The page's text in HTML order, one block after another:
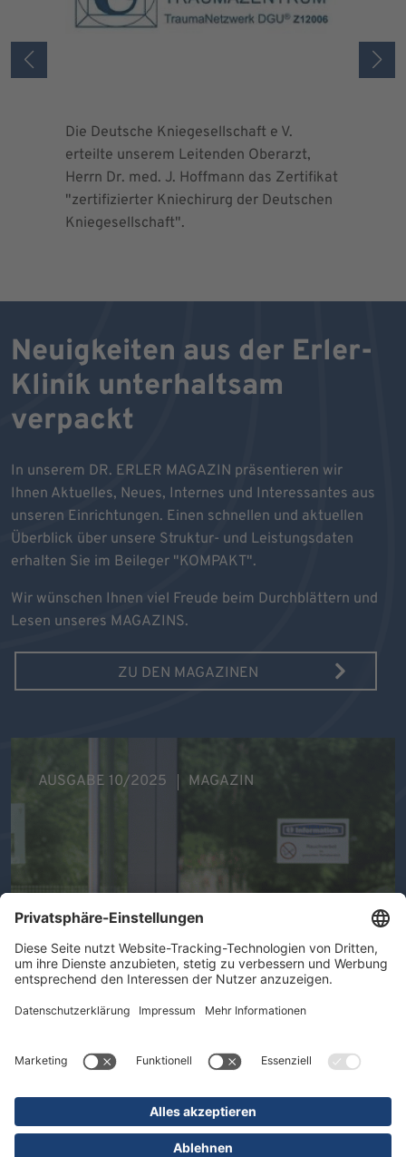
Die Deutsche Kniegesellschaft e V.
erteilte unserem Leitenden Oberarzt,
Herrn Dr. med. J. Hoffmann das Zertifikat
"zertifizierter Kniechirurg der Deutschen
Kniegesellschaft".
Neuigkeiten aus der Erler-
Klinik unterhaltsam
verpackt
In unserem DR. ERLER MAGAZIN präsentieren wir
Ihnen Aktuelles, Neues, Internes und Interessantes aus
unseren Einrichtungen. Einen schnellen und aktuellen
Überblick über unsere Struktur- und Leistungsdaten
erhalten Sie im Beileger "KOMPAKT".
Wir wünschen Ihnen viel Freude beim Durchblättern und
Lesen unseres MAGAZINS.
ZU DEN MAGAZINEN
Ihre Gesundheit im Mittelpunkt -
Therapeutische Vielfalt in der DR.
AUSGABE 10/2025 MAGAZIN